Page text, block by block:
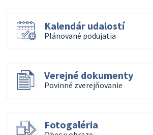
Kalendár udalostí
Plánované podujatia
Verejné dokumenty
Povinné zverejňovanie
Fotogaléria